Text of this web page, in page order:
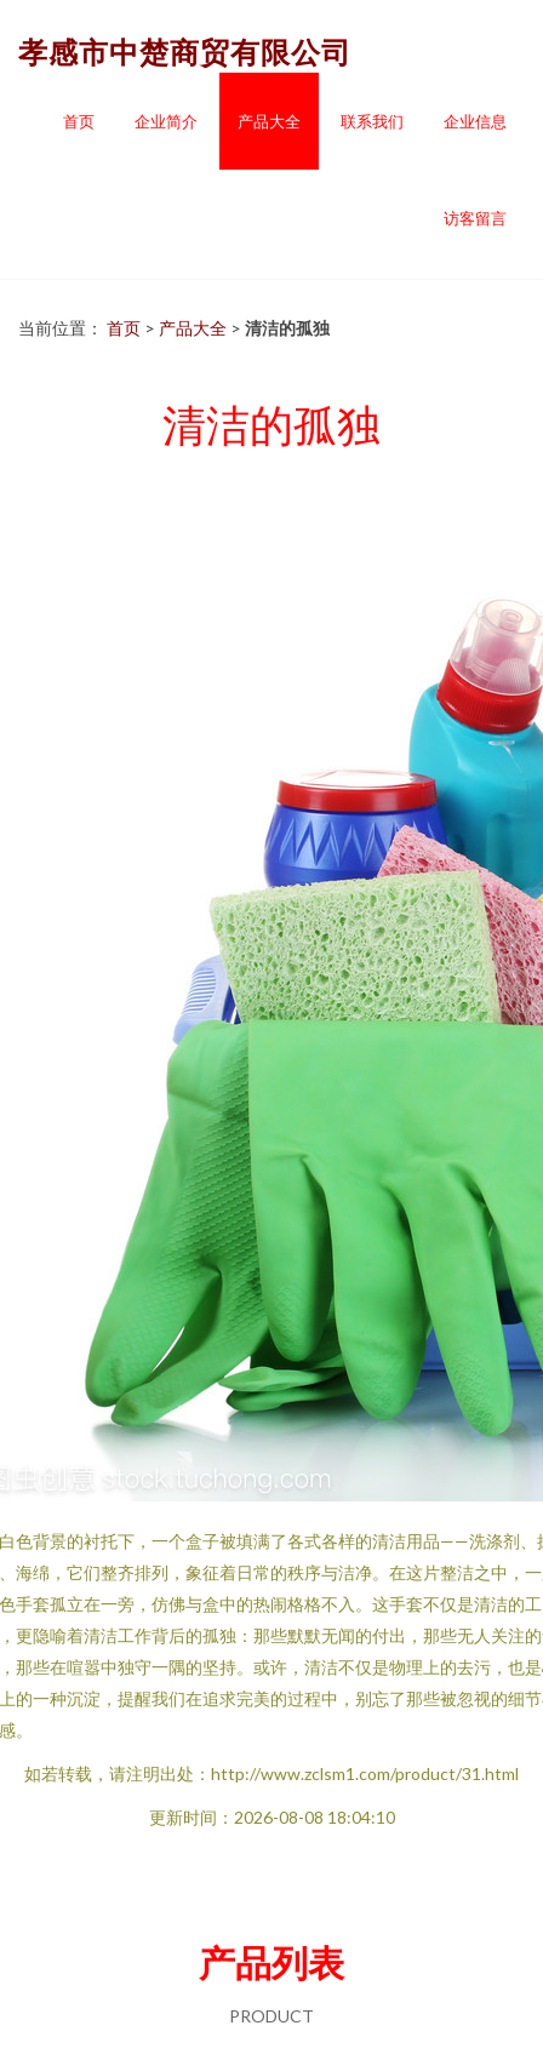
孝感市中楚商贸有限公司
首页 企业简介 产品大全 联系我们 企业信息
访客留言
当前位置： 首页 > 产品大全 > 清洁的孤独
清洁的孤独
色背景的衬托下，一个盒子被填满了各式各样的清洁用品——洗涤剂、
海绵，它们整齐排列，象征着日常的秩序与洁净。在这片整洁之中，
手套孤立在一旁，仿佛与盒中的热闹格格不入。这手套不仅是清洁的工
更隐喻着清洁工作背后的孤独：那些默默无闻的付出，那些无人关注
那些在喧嚣中独守一隅的坚持。或许，清洁不仅是物理上的去污，也
的一种沉淀，提醒我们在追求完美的过程中，别忘了那些被忽视的细
。
如若转载，请注明出处：http://www.zclsm1.com/product/31.html
更新时间：2026-08-08 18:04:10
产品列表
PRODUCT